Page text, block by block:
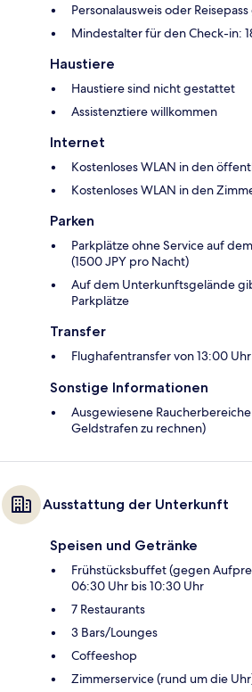
Personalausweis oder
Mindestalter für den Check-in:
Haustiere
Haustiere sind nicht gestattet
Assistenztiere willkommen
Internet
Kostenloses WLAN in den
Kostenloses WLAN in den
Parken
Parkplätze ohne Service auf
(1500 JPY pro Nacht)
Auf dem Unterkunftsgelände
Parkplätze
Transfer
Flughafentransfer von 13:00
Sonstige Informationen
Ausgewiesene
Geldstrafen zu rechnen)
Ausstattung der Unterkunft
Speisen und Getränke
Frühstücksbuffet (gegen
06:30 Uhr bis 10:30 Uhr
7 Restaurants
3 Bars/Lounges
Coffeeshop
Zimmerservice (rund um die